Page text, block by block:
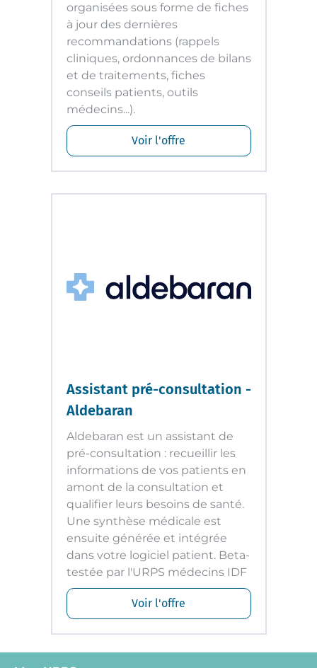
organisées sous forme de fiches
à jour des dernières
recommandations (rappels
cliniques, ordonnances de bilans
et de traitements, fiches
conseils patients, outils
médecins...).
Voir l'offre
Assistant pré-consultation -
Aldebaran
Aldebaran est un assistant de
pré-consultation : recueillir les
informations de vos patients en
amont de la consultation et
qualifier leurs besoins de santé.
Une synthèse médicale est
ensuite générée et intégrée
dans votre logiciel patient. Beta-
testée par l'URPS médecins IDF
Voir l'offre